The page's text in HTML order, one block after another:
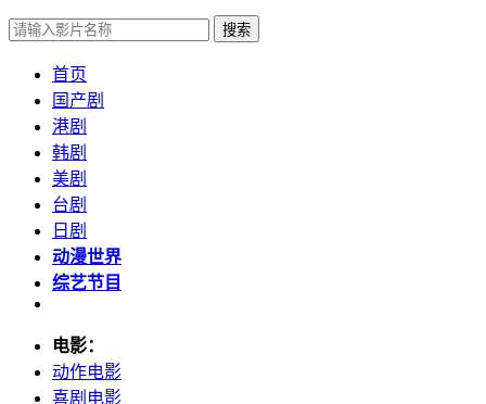
搜索
首页
国产剧
港剧
韩剧
美剧
台剧
日剧
动漫世界
综艺节目
电影：
动作电影
喜剧电影